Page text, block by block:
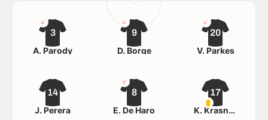
14
J. Perera
8
E. De Haro
17
K. Krasniqi
3
Á. Parody
9
D. Borge
20
V. Parkes